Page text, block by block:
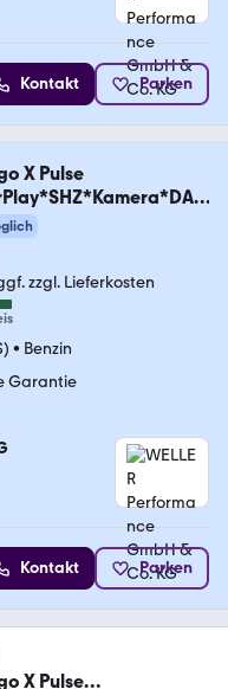
Kontakt Parken
X Pulse
zzgl. Lieferkosten
• Benzin
Garantie
Kontakt Parken
X Pulse